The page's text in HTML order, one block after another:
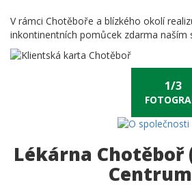
V rámci Chotěboře a blízkého okolí
inkontinentních pomůcek zdarma naším
Lékárna Chotěboř